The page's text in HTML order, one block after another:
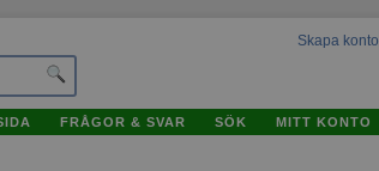
Skapa konto
FRÅGOR & SVAR SÖK MITT KONTO